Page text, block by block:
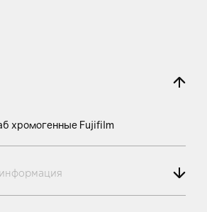
хромогенные Fujifilm